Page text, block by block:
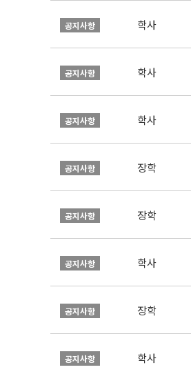
공지사항 학사
공지사항 학사
공지사항 학사
공지사항 장학
공지사항 장학
공지사항 학사
공지사항 장학
공지사항 학사